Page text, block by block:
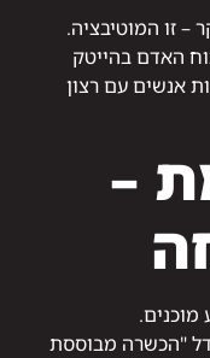
זו המוטיבציה.
59% מגיוסי כוח האדם בהייטק
אנשים עם רצון
–
"הכשרה מבוססת